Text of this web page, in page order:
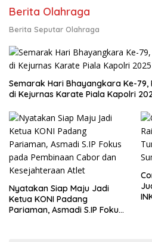
Berita Olahraga
Berita Seputar Olahraga
Semarak Hari Bhayangkara Ke-79,
di Kejurnas Karate Piala Kapolri
Nyatakan Siap Maju Jadi
Ketua KONI Padang
Pariaman, Asmadi S.IP Fokus